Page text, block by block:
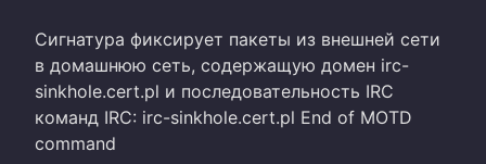
Сигнатура фиксирует пакеты из внешней сети
в домашнюю сеть, содержащую домен irc-
sinkhole.cert.pl и последовательность IRC
команд IRC: irc-sinkhole.cert.pl End of MOTD
command